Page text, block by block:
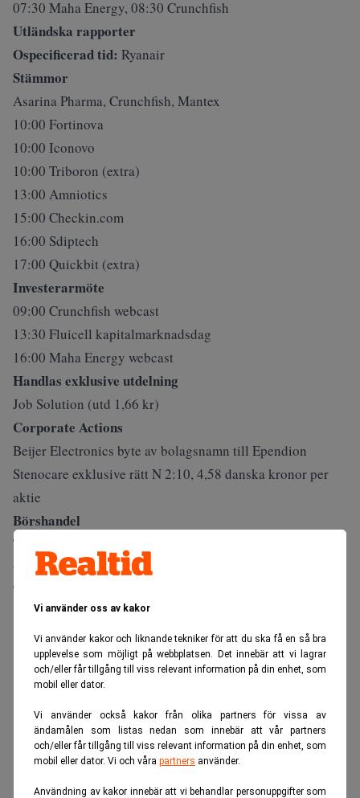
Vi använder oss av kakor
Vi använder kakor och liknande tekniker för att du ska få en så bra
upplevelse som möjligt på webbplatsen. Det innebär att vi lagrar
och/eller får tillgång till viss relevant information på din enhet, som
mobil eller dator.
Vi använder också kakor från olika partners för vissa av
ändamålen som listas nedan som innebär att vår partners
och/eller får tillgång till viss relevant information på din enhet, som
mobil eller dator. Vi och våra partners använder.
Användning av kakor innebär att vi behandlar personuppgifter som
07:30 Maha Energy, 08:30 Crunchfish
Utländska rapporter
Ospecificerad tid: Ryanair
Stämmor
Asarina Pharma, Crunchfish, Mantex
10:00 Fortinova
10:00 Iconovo
10:00 Triboron (extra)
13:00 Amniotics
15:00 Checkin.com
16:00 Sdiptech
17:00 Quickbit (extra)
Investerarmöte
09:00 Crunchfish webcast
13:30 Fluicell kapitalmarknadsdag
16:00 Maha Energy webcast
Handlas exklusive utdelning
Job Solution (utd 1,66 kr)
Corporate Actions
Beijer Electronics byte av bolagsnamn till Ependion
Stenocare exklusive rätt N 2:10, 4,58 danska kronor per
aktie
Börshandel
Torontobörsen stängd
Övriga händelser
Textilwirtschaft veckoförsäljning